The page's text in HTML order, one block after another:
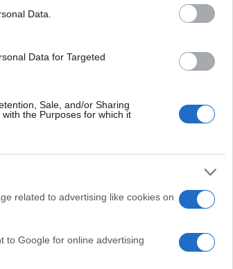
Data.
Data for Targeted
Sale, and/or Sharing
the Purposes for which it
related to advertising like cookies on
to Google for online advertising